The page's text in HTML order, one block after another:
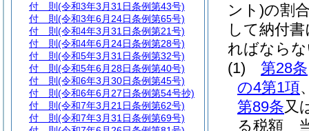
ント)の割
して納付
ればなら
(1)
第28条
の4第1項
第89条又
る税額
付 則 (令和3年3月31日条例第43号)
付 則 (令和3年6月24日条例第65号)
付 則 (令和4年3月31日条例第21号)
付 則 (令和4年6月24日条例第28号)
付 則 (令和5年3月31日条例第32号)
付 則 (令和5年6月28日条例第40号)
付 則 (令和6年3月30日条例第45号)
付 則 (令和6年6月27日条例第54号抄)
付 則 (令和7年3月21日条例第62号)
付 則 (令和7年3月31日条例第69号)